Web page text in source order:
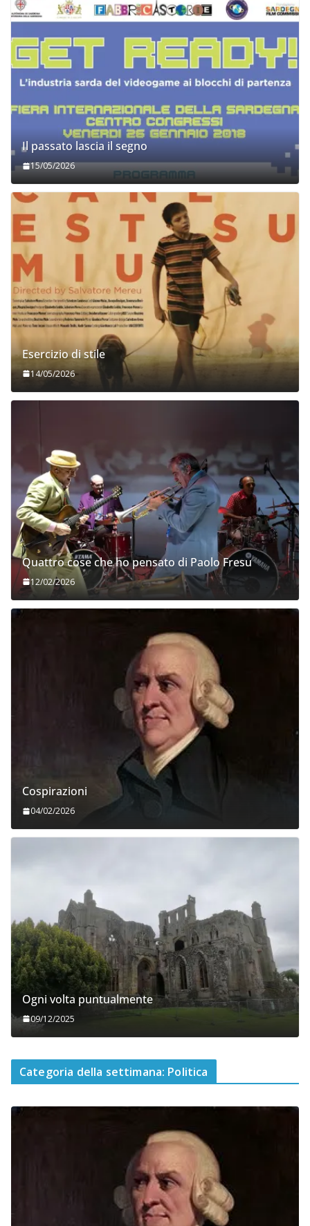
Il passato lascia il segno
15/05/2026
Esercizio di stile
14/05/2026
Quattro cose che ho pensato di Paolo Fresu
12/02/2026
Cospirazioni
04/02/2026
Ogni volta puntualmente
09/12/2025
Categoria della settimana: Politica